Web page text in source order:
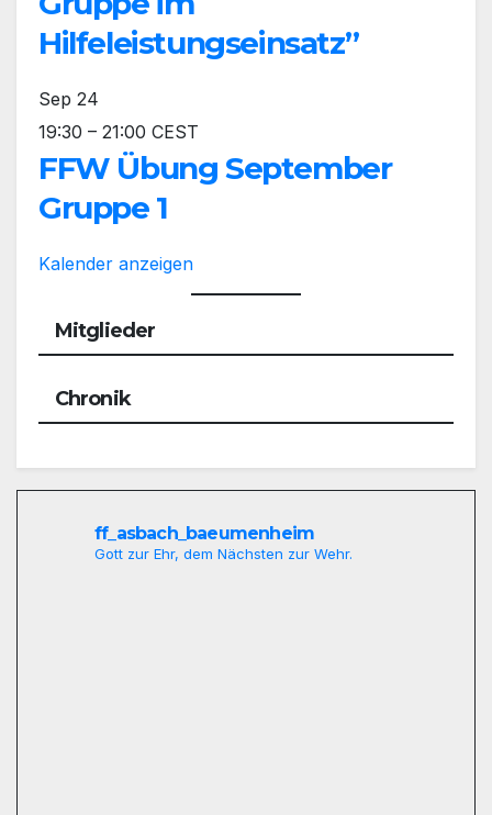
Hilfeleistungseinsatz”
Sep 24
19:30 – 21:00 CEST
FFW Übung September
Gruppe 1
Kalender anzeigen
Mitglieder
Chronik
ff_asbach_baeumenheim
Gott zur Ehr, dem Nächsten zur Wehr.